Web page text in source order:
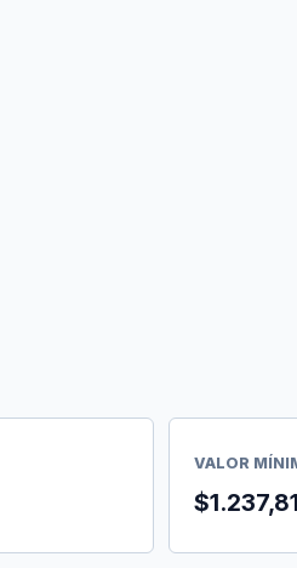
VALOR
$1.237,81